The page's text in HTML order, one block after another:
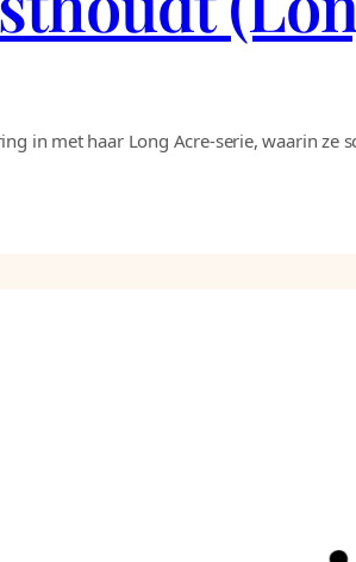
in met haar Long Acre-serie, waarin ze